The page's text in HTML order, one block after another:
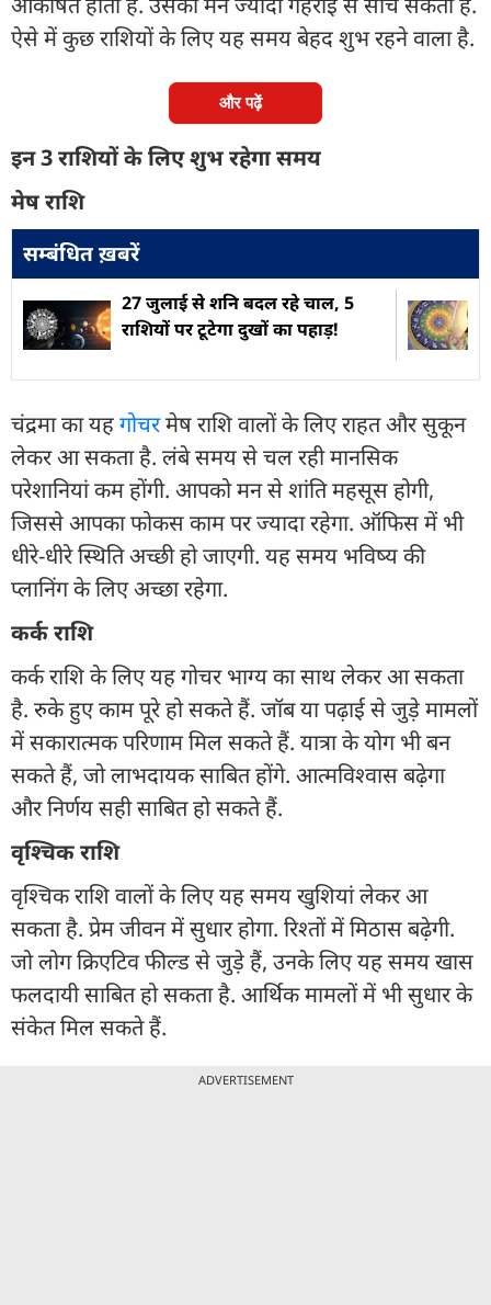
ऐसे में कुछ राशियों के लिए यह समय बेहद शुभ रहने वाला है.
और पढ़ें
इन 3 राशियों के लिए शुभ रहेगा समय
मेष राशि
सम्बंधित ख़बरें
27 जुलाई से शनि बदल रहे चाल, 5
राशियों पर टूटेगा दुखों का पहाड़!
चंद्रमा का यहगोचरमेष राशि वालों के लिए राहत और सुकून
लेकर आ सकता है. लंबे समय से चल रही मानसिक
परेशानियां कम होंगी. आपको मन से शांति महसूस होगी,
जिससे आपका फोकस काम पर ज्यादा रहेगा. ऑफिस में भी
धीरे-धीरे स्थिति अच्छी हो जाएगी. यह समय भविष्य की
प्लानिंग के लिए अच्छा रहेगा.
कर्क राशि
कर्क राशि के लिए यह गोचर भाग्य का साथ लेकर आ सकता
है. रुके हुए काम पूरे हो सकते हैं. जॉब या पढ़ाई से जुड़े मामलों
में सकारात्मक परिणाम मिल सकते हैं. यात्रा के योग भी बन
सकते हैं, जो लाभदायक साबित होंगे. आत्मविश्वास बढ़ेगा
और निर्णय सही साबित हो सकते हैं.
वृश्चिक राशि
वृश्चिक राशि वालों के लिए यह समय खुशियां लेकर आ
सकता है. प्रेम जीवन में सुधार होगा. रिश्तों में मिठास बढ़ेगी.
जो लोग क्रिएटिव फील्ड से जुड़े हैं, उनके लिए यह समय खास
फलदायी साबित हो सकता है. आर्थिक मामलों में भी सुधार के
संकेत मिल सकते हैं.
ADVERTISEMENT